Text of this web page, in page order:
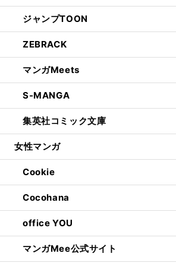
ジャンプTOON
ZEBRACK
マンガMeets
S-MANGA
集英社コミック文庫
女性マンガ
Cookie
Cocohana
office YOU
マンガMee公式サイト